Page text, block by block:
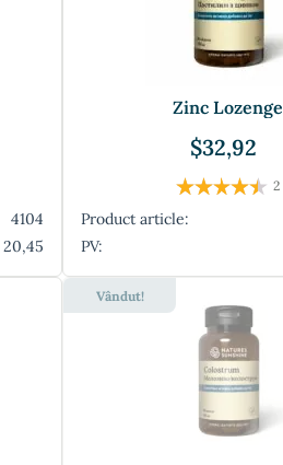
4104
20,45
Zinc Lozenge
$32,92
2
Product article:
PV:
Vândut!